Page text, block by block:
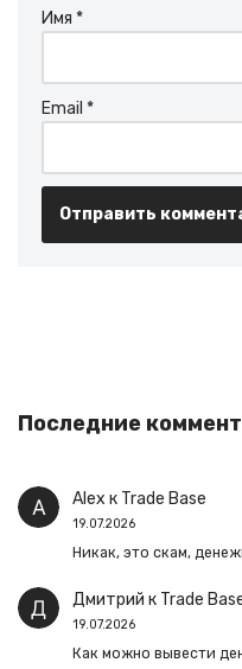
Имя *
Email *
Последние
Alex к Trade Base
19.07.2026
Никак, это скам,
Дмитрий к Trade
19.07.2026
Как можно вывести